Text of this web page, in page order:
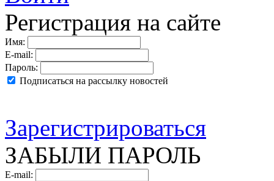
Регистрация на сайте
Имя:
E-mail:
Пароль:
Подписаться на рассылку новостей
Зарегистрироваться
ЗАБЫЛИ ПАРОЛЬ
E-mail: